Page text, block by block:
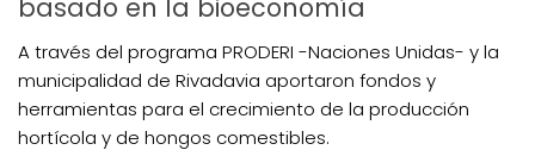
basado en la bioeconomía
A través del programa PRODERI -Naciones Unidas- y la
municipalidad de Rivadavia aportaron fondos y
herramientas para el crecimiento de la producción
hortícola y de hongos comestibles.